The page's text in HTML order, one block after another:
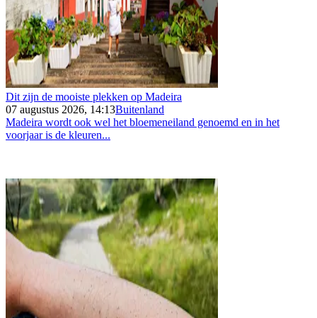
Dit zijn de mooiste plekken op Madeira
07 augustus 2026, 14:13Buitenland
Madeira wordt ook wel het bloemeneiland genoemd en in het
voorjaar is de kleuren...